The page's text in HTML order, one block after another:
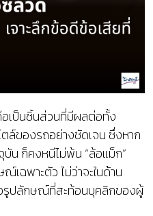
อเป็นชิ้นส่วนที่มีผลต่อทั้ง
ล์ของรถอย่างชัดเจน ซึ่งหาก
น ก็คงหนีไม่พ้น “ล้อแม็ก”
เฉพาะตัว ไม่ว่าจะในด้าน
รูปลักษณ์ที่สะท้อนบุคลิกของผู้